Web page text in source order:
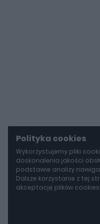
Polityka cookies
Wykorzystujemy pliki
doskonalenia jakości
podstawie analizy
Dalsze korzystanie z tej
akceptację plików cookies.